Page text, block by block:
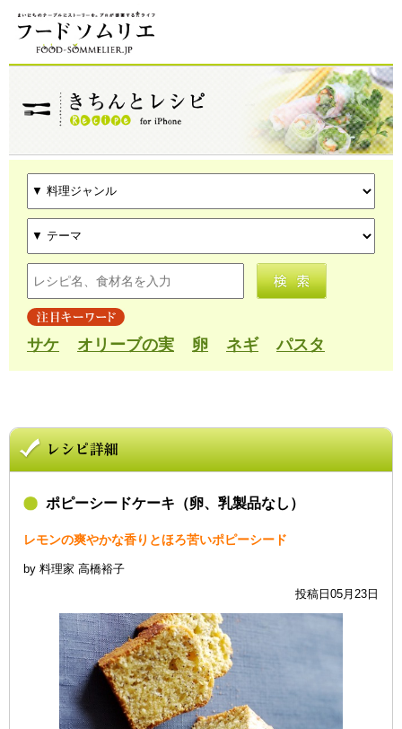
サケ オリーブの実 卵 ネギ パスタ
ポピーシードケーキ（卵、乳製品なし）
レモンの爽やかな香りとほろ苦いポピーシード
by 料理家 高橋裕子
投稿日05月23日